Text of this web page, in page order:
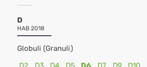
D
HAB 2018
Globuli (Granuli)